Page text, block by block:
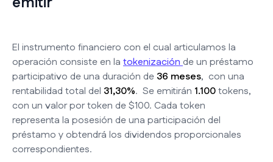
El instrumento financiero con el cual articulamos la
operación consiste en la tokenizaciónde un préstamo
participativo de una duración de 36 meses, con una
rentabilidad total del 31,30%. Se emitirán 1.100tokens,
con un valor por token de $100. Cada token
representa la posesión de una participación del
préstamo y obtendrá los dividendos proporcionales
correspondientes.